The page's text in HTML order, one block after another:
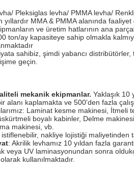
Pleksiglas levha/ PMMA levha/
MMA & PMMA alanında
ve üretim hatlarının ana
ton/ay kapasiteye sahip olmakla
sahibiz, şimdi yabancı distribütörler,
geçin.
mekanik ekipmanlar. Yaklaşık 10
alanı kaplamakta ve 500'den fazla
Laminat kesme makinesi,
boyalı kabinler, Delme
makinesi, vb.
istiflenebilir, nakliye lojistiği
: Akrilik levhamız 10 yıldan fazla
veya UV laminasyonundan sonra
kullanılmaktadır.